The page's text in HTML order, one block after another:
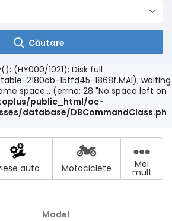
Căutare
(HY000/1021): Disk full
2180db-15ffd45-1868f.MAI); waiting
space... (errno: 28 "No space left on
public_html/oc-
database/DBCommandClass.ph
auto Motociclete Mai
mult
Model